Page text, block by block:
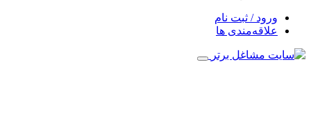
ورود / ثبت نام
علاقه‌مندی ها